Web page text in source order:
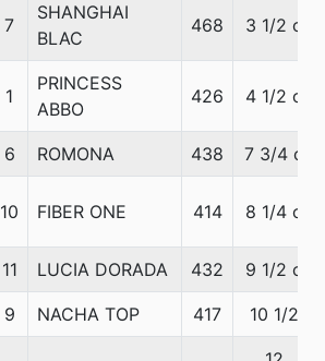
7
SHANGHAI
BLAC
468 3 1/2 c
1
PRINCESS
ABBO
426 4 1/2 c
6 ROMONA 438 7 3/4 c
10 FIBER ONE 414 8 1/4 c
11 LUCIA DORADA 432 9 1/2 c
9 NACHA TOP 417 10 1/2